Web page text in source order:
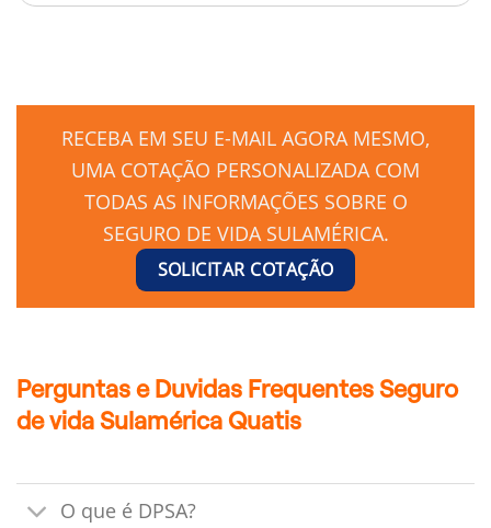
RECEBA EM SEU E-MAIL AGORA MESMO,
UMA COTAÇÃO PERSONALIZADA COM
TODAS AS INFORMAÇÕES SOBRE O
SEGURO DE VIDA SULAMÉRICA.
SOLICITAR COTAÇÃO
Perguntas e Duvidas Frequentes Seguro
de vida Sulamérica Quatis
O que é DPSA?